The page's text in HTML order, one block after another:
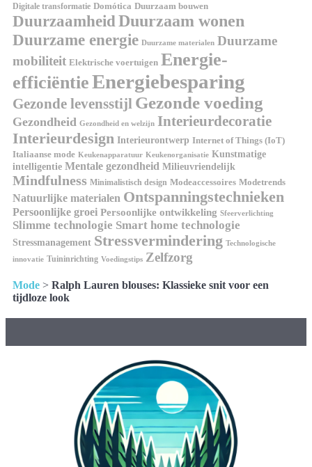
Digitale transformatie Domótica Duurzaam bouwen
Duurzaamheid Duurzaam wonen
Duurzame energie Duurzame materialen Duurzame
mobiliteit Elektrische voertuigen Energie-
efficiëntieEnergiebesparing
Gezonde levensstijl Gezonde voeding
Gezondheid Gezondheid en welzijn Interieurdecoratie
Interieurdesign Interieurontwerp Internet of Things (IoT)
Italiaanse mode Keukenapparatuur Keukenorganisatie Kunstmatige
intelligentie Mentale gezondheid Milieuvriendelijk
Mindfulness Minimalistisch design Modeaccessoires Modetrends
Natuurlijke materialen Ontspanningstechnieken
Persoonlijke groei Persoonlijke ontwikkeling Sfeerverlichting
Slimme technologie Smart home technologie
Stressmanagement Stressvermindering Technologische
innovatie Tuininrichting Voedingstips Zelfzorg
Mode > Ralph Lauren blouses: Klassieke snit voor een
tijdloze look